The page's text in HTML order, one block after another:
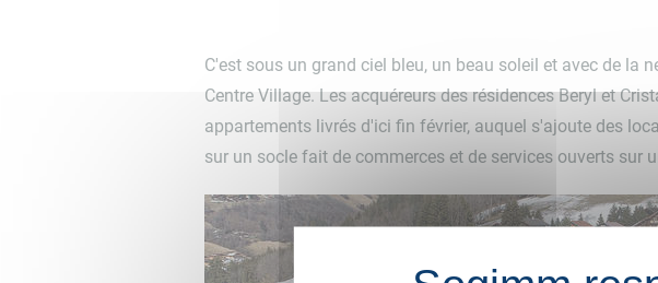
C'est sous un grand ciel bleu, un beau soleil et avec de la
Centre Village. Les acquéreurs des résidences Beryl et
appartements livrés d'ici fin février, auquel s'ajoute des
sur un socle fait de commerces et de services ouverts sur